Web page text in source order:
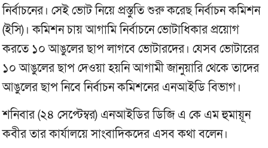
নির্বাচনের। সেই ভোট নিয়ে প্রস্তুতি শুরু করেছ নির্বাচন কমিশন
(ইসি)। কমিশন চায় আগামি নির্বাচনে ভোটাধিকার প্রয়োগ
করতে ১০ আঙুলের ছাপ লাগবে ভোটারদের। যেসব ভোটারের
১০ আঙুলের ছাপ দেওয়া হয়নি আগামী জানুয়ারি থেকে তাদের
আঙুলের ছাপ নিবে নির্বাচন কমিশনের এনআইডি বিভাগ।
শনিবার (২৪ সেপ্টেম্বর) এনআইডির ডিজি এ কে এম হুমায়ূন
কবীর তার কার্যালয়ে সাংবাদিকদের এসব কথা বলেন।